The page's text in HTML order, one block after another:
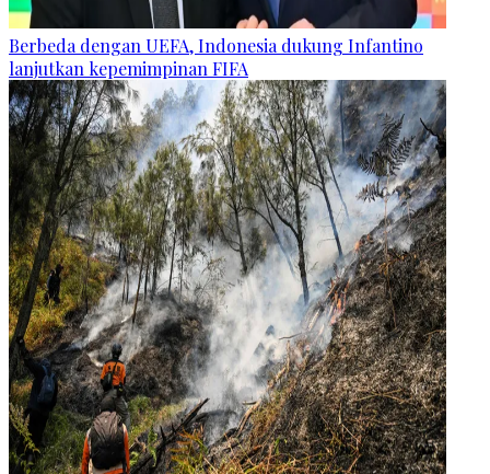
Berbeda dengan UEFA, Indonesia dukung Infantino
lanjutkan kepemimpinan FIFA